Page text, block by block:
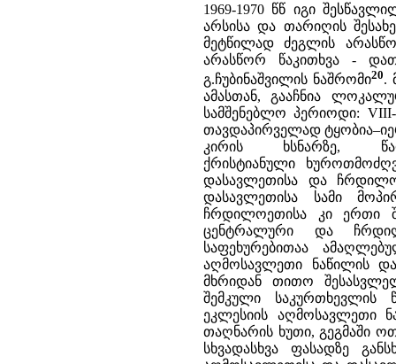
1969-1970 წწ იგი
არსისა და თარიღის
მეტწილად ძეგლის
არასწორ წაკითხვა -
გ.ჩუბინაშვილის ნაშრომი20.
ამასთან, გააჩნია
სამშენებლო პერიოდი:
თავდაპირველად
კირის ხსნარზე,
ქრისტიანული
დასავლეთისა და
დასავლეთისა სამი
ჩრდილოეთისა კი ერთი
ცენტრალური და
საფეხურებითაა
აღმოსავლეთი ნაწილის
მხრიდან თითო
შემკული
ეკლესიის აღმოსავლეთი
თაღნარის ხუთი, გეგმაში
სხვადასხვა ფასადზე